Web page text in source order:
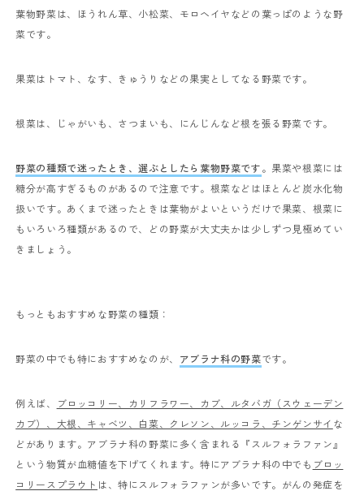
葉物野菜は、ほうれん草、小松菜、モロヘイヤなどの葉っぱのような野
菜です。
果菜はトマト、なす、きゅうりなどの果実としてなる野菜です。
根菜は、じゃがいも、さつまいも、にんじんなど根を張る野菜です。
野菜の種類で迷ったとき、選ぶとしたら葉物野菜です。果菜や根菜には
糖分が高すぎるものがあるので注意です。根菜などはほとんど炭水化物
扱いです。あくまで迷ったときは葉物がよいというだけで果菜、根菜に
もいろいろ種類があるので、どの野菜が大丈夫かは少しずつ見極めてい
きましょう。
もっともおすすめな野菜の種類：
野菜の中でも特におすすめなのが、 アブラナ科の野菜です。
例えば、
ブロッコリー、カリフラワー、カブ、ルタバガ（スウェーデン
カブ）、大根、キャベツ、白菜、クレソン、ルッコラ、チンゲンサイ な
どがあります。アブラナ科の野菜に多く含まれる『スルフォラファン』
という物質が血糖値を下げてくれます。特にアブラナ科の中でも ブロッ
コリースプラウト は、特にスルフォラファンが多いです。がんの発症を